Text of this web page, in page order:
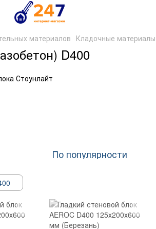
материалов Кладочные материалы
D400
По популярности